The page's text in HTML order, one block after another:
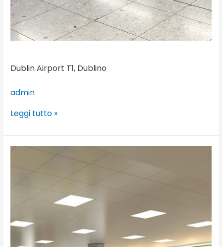
Dublin Airport T1, Dublino
admin
Leggi tutto »
Glasgow
Glasgow